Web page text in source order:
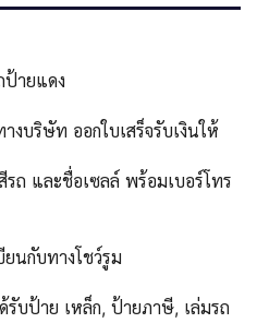
ายแดง
งบริษัท ออกใบเสร็จรับเงินให้
ถ และชื่อเซลล์ พร้อมเบอร์โทร
ยนกับทางโชว์รูม
บป้าย เหล็ก, ป้ายภาษี, เล่มรถ